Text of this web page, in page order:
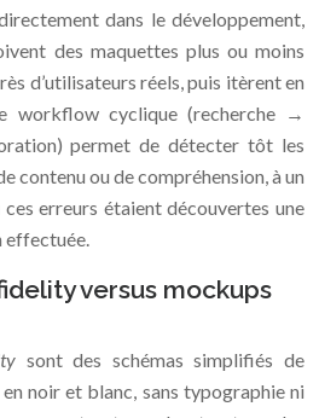
dans le développement,
des maquettes plus ou moins
d’utilisateurs réels, puis itèrent en
workflow cyclique (recherche →
permet de détecter tôt les
contenu ou de compréhension, à un
erreurs étaient découvertes une
effectuée.
versus mockups
sont des schémas simplifiés de
noir et blanc, sans typographie ni